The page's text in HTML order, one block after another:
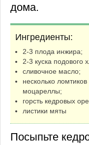
дома.
Ингредиенты:
2-3 плода инжира;
2-3 куска подового
сливочное масло;
несколько ломтиков
моцареллы;
горсть кедровых
листики мяты
Посыпьте